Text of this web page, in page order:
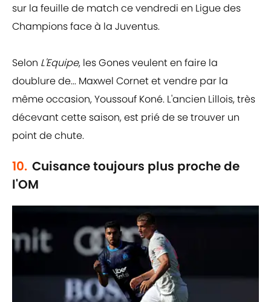
sur la feuille de match ce vendredi en Ligue des
Champions face à la Juventus.
Selon L'Equipe, les Gones veulent en faire la
doublure de... Maxwel Cornet et vendre par la
même occasion, Youssouf Koné. L'ancien Lillois, très
décevant cette saison, est prié de se trouver un
point de chute.
10. Cuisance toujours plus proche de
l'OM